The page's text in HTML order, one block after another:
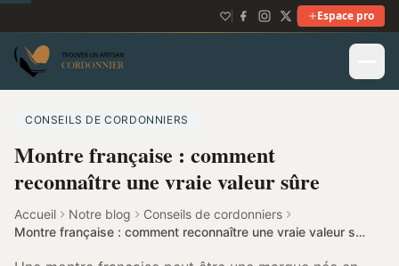
Espace pro
CONSEILS DE CORDONNIERS
Montre française : comment
reconnaître une vraie valeur sûre
Accueil Notre blog
Conseils de cordonniers
Montre française : comment reconnaître une vraie valeur sûre